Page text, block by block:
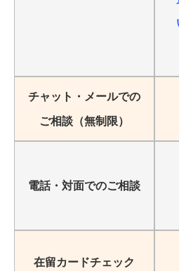
チャット・メールでの
ご相談（無制限）
電話・対面でのご相談
在留カードチェック